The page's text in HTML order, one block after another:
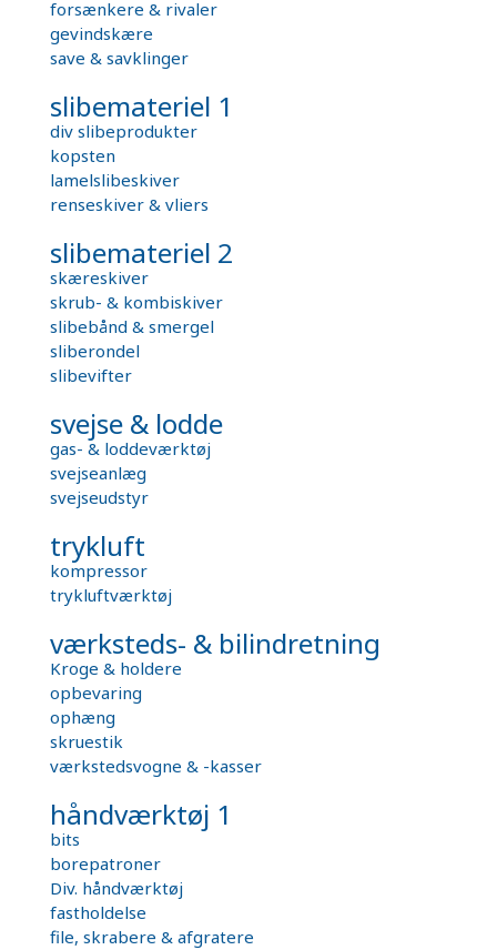
forsænkere & rivaler
gevindskære
save & savklinger
slibemateriel 1
div slibeprodukter
kopsten
lamelslibeskiver
renseskiver & vliers
slibemateriel 2
skæreskiver
skrub- & kombiskiver
slibebånd & smergel
sliberondel
slibevifter
svejse & lodde
gas- & loddeværktøj
svejseanlæg
svejseudstyr
trykluft
kompressor
trykluftværktøj
værksteds- & bilindretning
Kroge & holdere
opbevaring
ophæng
skruestik
værkstedsvogne & -kasser
håndværktøj 1
bits
borepatroner
Div. håndværktøj
fastholdelse
file, skrabere & afgratere